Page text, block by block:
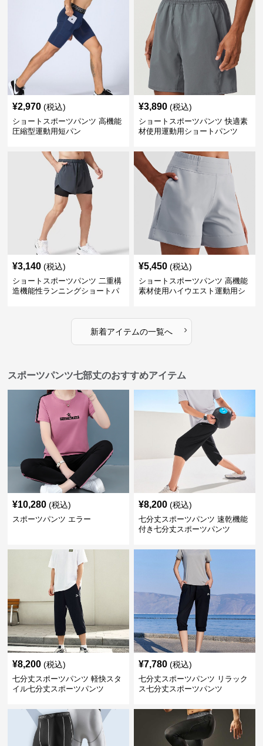
¥2,970 (税込)
ショートスポーツパンツ 高機能
圧縮型運動用短パン
¥3,890 (税込)
ショートスポーツパンツ 快適素
材使用運動用ショートパンツ
¥3,140 (税込)
ショートスポーツパンツ 二重構
造機能性ランニングショートパ
¥5,450 (税込)
ショートスポーツパンツ 高機能
素材使用ハイウエスト運動用シ
新着アイテムの一覧へ ›
スポーツパンツ七部丈のおすすめアイテム
¥10,280 (税込)
スポーツパンツ エラー
¥8,200 (税込)
七分丈スポーツパンツ 速乾機能
付き七分丈スポーツパンツ
¥8,200 (税込)
七分丈スポーツパンツ 軽快スタ
イル七分丈スポーツパンツ
¥7,780 (税込)
七分丈スポーツパンツ リラック
ス七分丈スポーツパンツ